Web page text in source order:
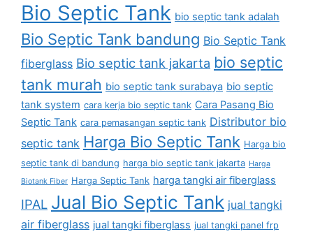
Bio Septic Tank bio septic tank adalah
Bio Septic Tank bandung Bio Septic Tank
fiberglass Bio septic tank jakarta bio septic
tank murah bio septic tank surabaya bio septic
tank system cara kerja bio septic tank Cara Pasang Bio
Septic Tank cara pemasangan septic tank Distributor bio
septic tank Harga Bio Septic Tank Harga bio
septic tank di bandung harga bio septic tank jakarta Harga
Biotank Fiber Harga Septic Tank harga tangki air fiberglass
IPAL Jual Bio Septic Tank jual tangki
air fiberglass jual tangki fiberglass jual tangki panel frp